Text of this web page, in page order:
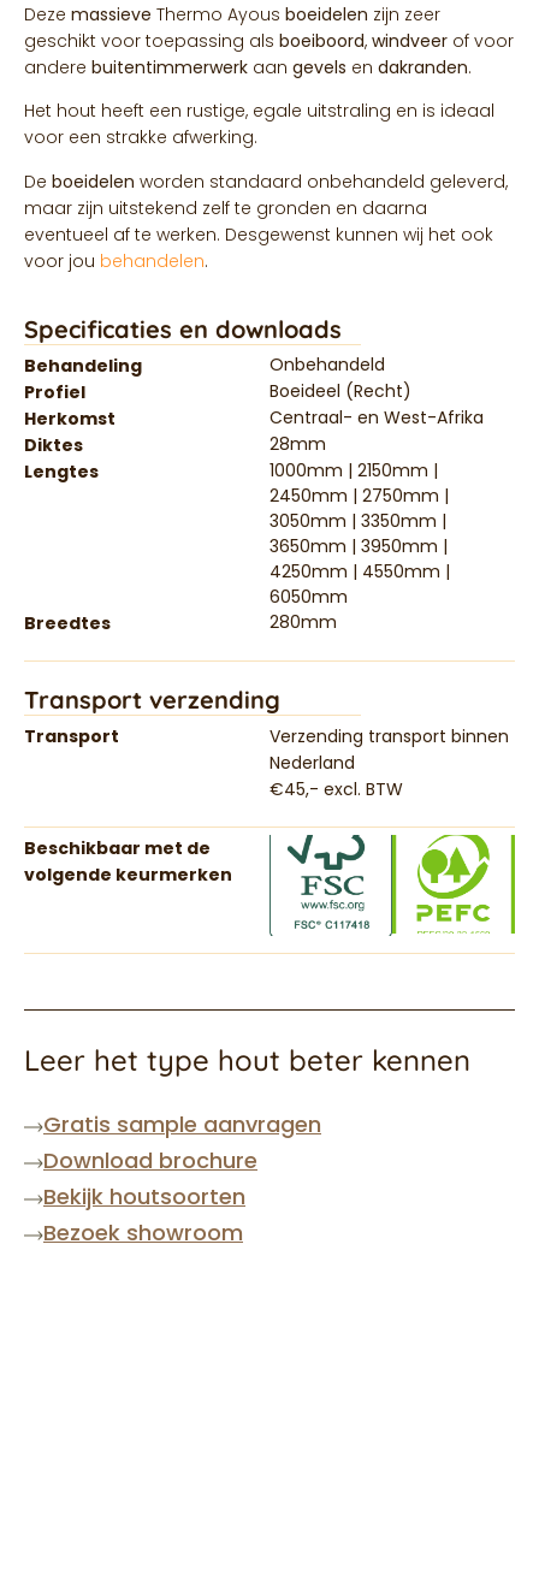
Deze massieve Thermo Ayous boeidelen zijn zeer
geschikt voor toepassing als boeiboord, windveer of voor
andere buitentimmerwerk aan gevels en dakranden.
Het hout heeft een rustige, egale uitstraling en is ideaal
voor een strakke afwerking.
De boeidelen worden standaard onbehandeld geleverd,
maar zijn uitstekend zelf te gronden en daarna
eventueel af te werken. Desgewenst kunnen wij het ook
voor jou behandelen.
Specificaties en downloads
Behandeling
Onbehandeld
Profiel
Boeideel (Recht)
Herkomst
Centraal- en West-Afrika
Diktes
28mm
Lengtes
1000mm | 2150mm |
2450mm | 2750mm |
3050mm | 3350mm |
3650mm | 3950mm |
4250mm | 4550mm |
6050mm
Breedtes
280mm
Transport verzending
Transport
Verzending transport binnen
Nederland
€45,- excl. BTW
Beschikbaar met de
volgende keurmerken
Leer het type hout beter kennen
Gratis sample aanvragen
Download brochure
Bekijk houtsoorten
Bezoek showroom